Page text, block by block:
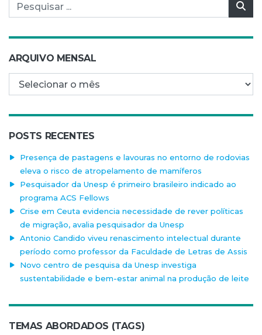
ARQUIVO MENSAL
Arquivo mensal
POSTS RECENTES
Presença de pastagens e lavouras no entorno de rodovias
eleva o risco de atropelamento de mamíferos
Pesquisador da Unesp é primeiro brasileiro indicado ao
programa ACS Fellows
Crise em Ceuta evidencia necessidade de rever políticas
de migração, avalia pesquisador da Unesp
Antonio Candido viveu renascimento intelectual durante
período como professor da Faculdade de Letras de Assis
Novo centro de pesquisa da Unesp investiga
sustentabilidade e bem-estar animal na produção de leite
TEMAS ABORDADOS (TAGS)